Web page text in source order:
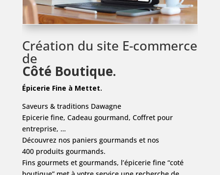
Création du site E-commerce
de
Côté Boutique.
Épicerie Fine à Mettet.
Saveurs & traditions Dawagne
Epicerie fine, Cadeau gourmand, Coffret pour
entreprise, …
Découvrez nos paniers gourmands et nos
400 produits gourmands.
Fins gourmets et gourmands, l’épicerie fine “coté